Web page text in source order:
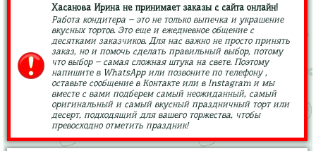
Хасанова Ирина не принимает заказы с сайта онлайн!
Работа кондитера – это не только выпечка и украшение
вкусных тортов. Это еще и ежедневное общение с
десятками заказчиков. Для нас важно не просто принять
заказ, но и помочь сделать правильный выбор, потому
что выбор – самая сложная штука на свете. Поэтому
напишите в WhatsApp или позвоните по телефону ,
оставьте сообщение в Контакте или в Instagram и мы
вместе с вами подберем самый неожиданный, самый
оригинальный и самый вкусный праздничный торт или
десерт, подходящий для вашего торжества, чтобы
превосходно отметить праздник!